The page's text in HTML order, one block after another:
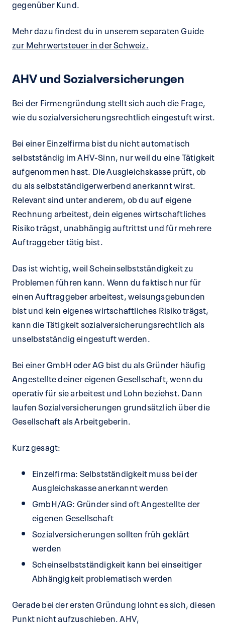
gegenüber Kund.
Mehr dazu findest du in unserem separatenGuide
zur Mehrwertsteuer in der Schweiz.
AHV und Sozialversicherungen
Bei der Firmengründung stellt sich auch die Frage,
wie du sozialversicherungsrechtlich eingestuft wirst.
Bei einer Einzelfirma bist du nicht automatisch
selbstständig im AHV-Sinn, nur weil du eine Tätigkeit
aufgenommen hast. Die Ausgleichskasse prüft, ob
du als selbstständigerwerbend anerkannt wirst.
Relevant sind unter anderem, ob du auf eigene
Rechnung arbeitest, dein eigenes wirtschaftliches
Risiko trägst, unabhängig auftrittst und für mehrere
Auftraggeber tätig bist.
Das ist wichtig, weil Scheinselbstständigkeit zu
Problemen führen kann. Wenn du faktisch nur für
einen Auftraggeber arbeitest, weisungsgebunden
bist und kein eigenes wirtschaftliches Risiko trägst,
kann die Tätigkeit sozialversicherungsrechtlich als
unselbstständig eingestuft werden.
Bei einer GmbH oder AG bist du als Gründer häufig
Angestellte deiner eigenen Gesellschaft, wenn du
operativ für sie arbeitest und Lohn beziehst. Dann
laufen Sozialversicherungen grundsätzlich über die
Gesellschaft als Arbeitgeberin.
Kurz gesagt:
Einzelfirma: Selbstständigkeit muss bei der
Ausgleichskasse anerkannt werden
GmbH/AG: Gründer sind oft Angestellte der
eigenen Gesellschaft
Sozialversicherungen sollten früh geklärt
werden
Scheinselbstständigkeit kann bei einseitiger
Abhängigkeit problematisch werden
Gerade bei der ersten Gründung lohnt es sich, diesen
Punkt nicht aufzuschieben. AHV,